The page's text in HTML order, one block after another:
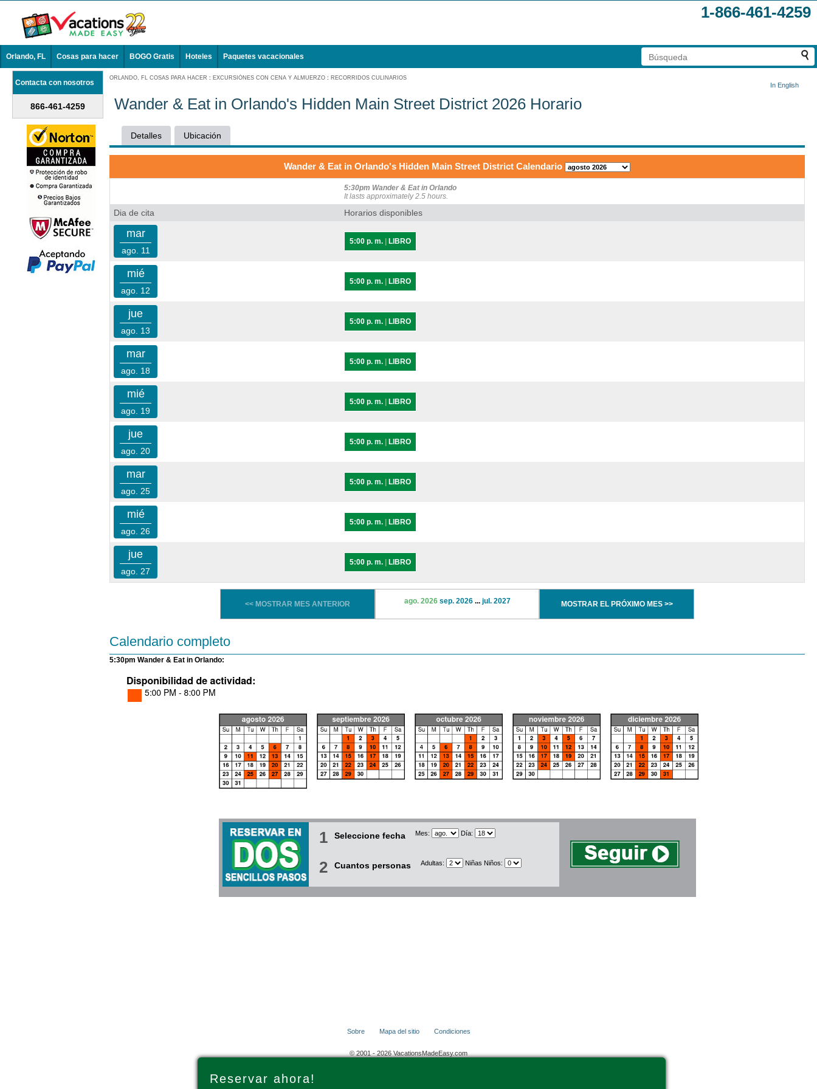
1-866-461-4259
Orlando, FL Cosas para hacer BOGO Gratis Hoteles Paquetes vacacionales
Contacta con nosotros
866-461-4259
ORLANDO, FL COSAS PARA HACER : EXCURSIÓNES CON CENA Y ALMUERZO : RECORRIDOS CULINARIOS
In English
Wander & Eat in Orlando's Hidden Main Street District 2026 Horario
Detalles Ubicación
Wander & Eat in Orlando's Hidden Main Street District Calendario
5:30pm Wander & Eat in Orlando
It lasts approximately 2.5 hours.
Dia de cita Horarios disponibles
mar
ago. 11
5:00 p. m. LIBRO
mié
ago. 12
5:00 p. m. LIBRO
jue
ago. 13
5:00 p. m. LIBRO
mar
ago. 18
5:00 p. m. LIBRO
mié
ago. 19
5:00 p. m. LIBRO
jue
ago. 20
5:00 p. m. LIBRO
mar
ago. 25
5:00 p. m. LIBRO
mié
ago. 26
5:00 p. m. LIBRO
jue
ago. 27
5:00 p. m. LIBRO
<< MOSTRAR MES ANTERIOR ago. 2026 sep. 2026... jul. 2027 MOSTRAR EL PRÓXIMO MES >>
Calendario completo
5:30pm Wander & Eat in Orlando:
1 Seleccione fecha Mes: Día:
2 Cuantos personas Adultas: Niñas Niños:
Reservar ahora!
Sobre Mapa del sitio Condiciones
© 2001 - 2026 VacationsMadeEasy.com